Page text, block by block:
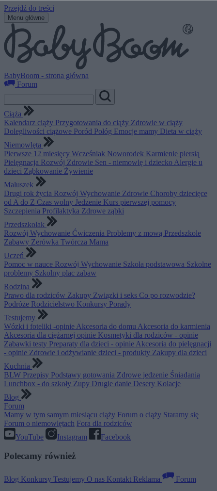
Przejdź do treści
Menu główne
BabyBoom - strona główna
Forum
Ciąża
Kalendarz ciąży Przygotowania do ciąży Zdrowie w ciąży
Dolegliwości ciążowe Poród Połóg Emocje mamy Dieta w ciąży
Niemowlęta
Pierwsze 12 miesięcy Wcześniak Noworodek Karmienie piersią
Pielęgnacja Rozwój Zdrowie Sen - niemowlę i dziecko Alergie u
dzieci Ząbkowanie Żywienie
Maluszek
Drugi rok życia Rozwój Wychowanie Zdrowie Choroby dziecięce
od A do Z Czas wolny Jedzenie Kurs pierwszej pomocy
Szczepienia Profilaktyka Zdrowe ząbki
Przedszkolak
Rozwój Wychowanie Ćwiczenia Problemy z mową Przedszkole
Zabawy Zerówka Twórcza Mama
Uczeń
Pomoc w nauce Rozwój Wychowanie Szkoła podstawowa Szkolne
problemy Szkolny plac zabaw
Rodzina
Prawo dla rodziców Zakupy Związki i seks Co po rozwodzie?
Podróże Rodzicielstwo Konkursy Porady
Testujemy
Wózki i foteliki -opinie Akcesoria do domu Akcesoria do karmienia
Akcesoria dla ciężarnej opinie Kosmetyki dla rodziców - opinie
Zabawki testy Preparaty dla dzieci - opinie Akcesoria do pielęgnacji
- opinie Zdrowie i odżywianie dzieci - produkty Zakupy dla dzieci
Kuchnia
BLW Przepisy Podstawy gotowania Zdrowe jedzenie Śniadania
Lunchbox - do szkoły Zupy Drugie danie Desery Kolacje
Blog
Forum
Mamy w tym samym miesiącu ciąży Forum o ciąży Staramy się
Forum o niemowlętach Fora dla rodziców
YouTube
Instagram Facebook
Polecamy również
Blog Konkursy Testujemy O nas Kontakt Reklama
Forum